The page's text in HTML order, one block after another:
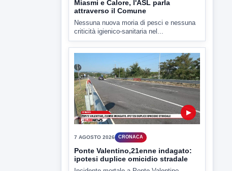
Miasmi e Calore, l'ASL parla
Nessuna nuova moria di pesci e nessuna
criticità igienico-sanitaria nel...
7 AGOSTO 2026